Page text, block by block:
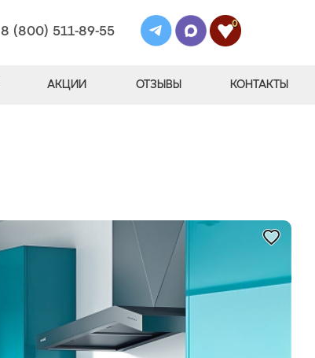
8 (800) 511-89-55
0
АКЦИИ ОТЗЫВЫ КОНТАКТЫ